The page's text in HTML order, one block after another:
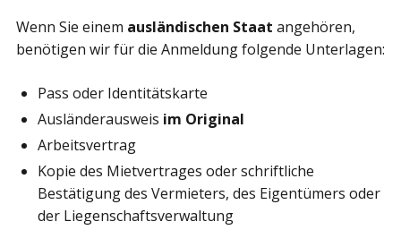
Wenn Sie einem ausländischen Staat angehören,
benötigen wir für die Anmeldung folgende Unterlagen:
Pass oder Identitätskarte
Ausländerausweis im Original
Arbeitsvertrag
Kopie des Mietvertrages oder schriftliche
Bestätigung des Vermieters, des Eigentümers oder
der Liegenschaftsverwaltung